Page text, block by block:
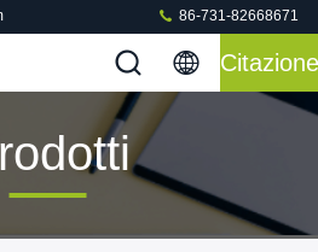
86-731-82668671
Citazione